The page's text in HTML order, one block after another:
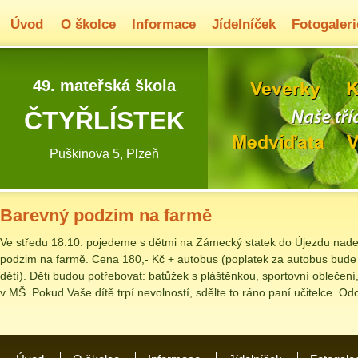
Úvod O školce Informace Jídelníček
49. mateřská škola
ČTYŘLÍSTEK
Puškinova 5, Plzeň
Barevný podzim na farmě
Ve středu 18.10. pojedeme s dětmi na Zámecký statek do Újezdu
podzim na farmě. Cena 180,- Kč + autobus (poplatek za autobus
dětí). Děti budou potřebovat: batůžek s pláštěnkou, sportovní
v MŠ. Pokud Vaše dítě trpí nevolností, sdělte to ráno paní učitelce.